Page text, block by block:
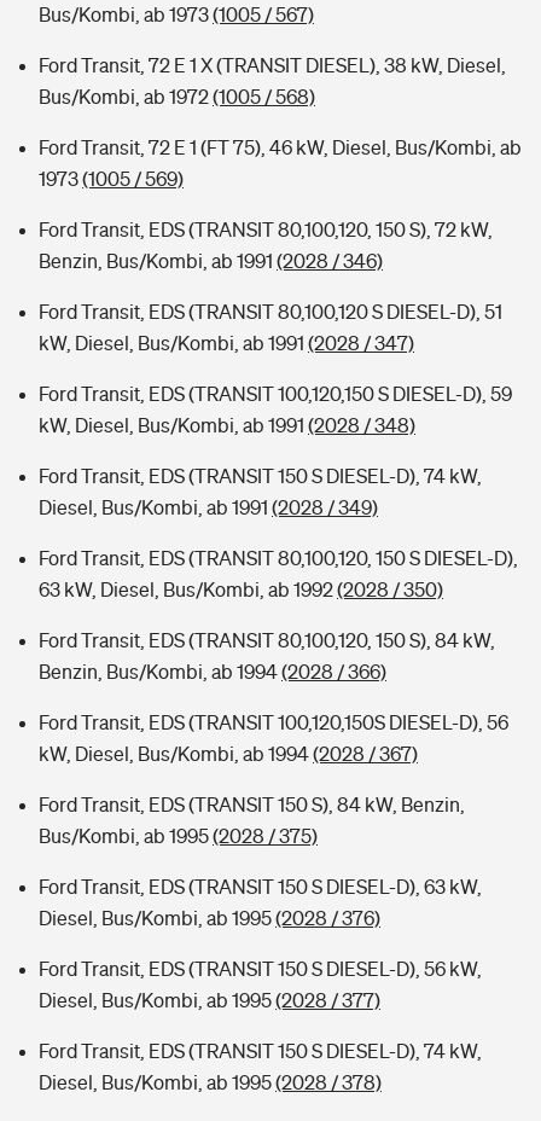
Bus/Kombi, ab 1973(1005 / 567)
Ford Transit, 72 E 1 X (TRANSIT DIESEL), 38 kW, Diesel,
Bus/Kombi, ab 1972(1005 / 568)
Ford Transit, 72 E 1 (FT 75), 46 kW, Diesel, Bus/Kombi, ab
1973(1005 / 569)
Ford Transit, EDS (TRANSIT 80,100,120, 150 S), 72 kW,
Benzin, Bus/Kombi, ab 1991 (2028 / 346)
Ford Transit, EDS (TRANSIT 80,100,120 S DIESEL-D), 51
kW, Diesel, Bus/Kombi, ab 1991 (2028 / 347)
Ford Transit, EDS (TRANSIT 100,120,150 S DIESEL-D), 59
kW, Diesel, Bus/Kombi, ab 1991 (2028 / 348)
Ford Transit, EDS (TRANSIT 150 S DIESEL-D), 74 kW,
Diesel, Bus/Kombi, ab 1991 (2028 / 349)
Ford Transit, EDS (TRANSIT 80,100,120, 150 S DIESEL-D),
63 kW, Diesel, Bus/Kombi, ab 1992(2028 / 350)
Ford Transit, EDS (TRANSIT 80,100,120, 150 S), 84 kW,
Benzin, Bus/Kombi, ab 1994(2028 / 366)
Ford Transit, EDS (TRANSIT 100,120,150S DIESEL-D), 56
kW, Diesel, Bus/Kombi, ab 1994(2028 / 367)
Ford Transit, EDS (TRANSIT 150 S), 84 kW, Benzin,
Bus/Kombi, ab 1995(2028 / 375)
Ford Transit, EDS (TRANSIT 150 S DIESEL-D), 63 kW,
Diesel, Bus/Kombi, ab 1995(2028 / 376)
Ford Transit, EDS (TRANSIT 150 S DIESEL-D), 56 kW,
Diesel, Bus/Kombi, ab 1995(2028 / 377)
Ford Transit, EDS (TRANSIT 150 S DIESEL-D), 74 kW,
Diesel, Bus/Kombi, ab 1995(2028 / 378)